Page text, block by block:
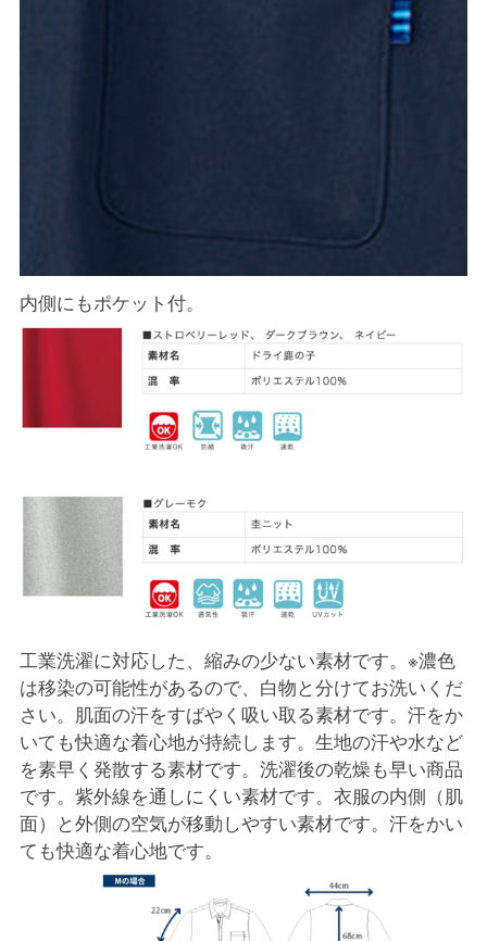
内側にもポケット付。
工業洗濯に対応した、縮みの少ない素材です。※濃色
は移染の可能性があるので、白物と分けてお洗いくだ
さい。肌面の汗をすばやく吸い取る素材です。汗をか
いても快適な着心地が持続します。生地の汗や水など
を素早く発散する素材です。洗濯後の乾燥も早い商品
です。紫外線を通しにくい素材です。衣服の内側（肌
面）と外側の空気が移動しやすい素材です。汗をかい
ても快適な着心地です。